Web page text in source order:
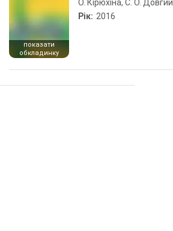
показати
обкладинку
О. Кірюхіна, С. О. Довгий
Рік: 2016